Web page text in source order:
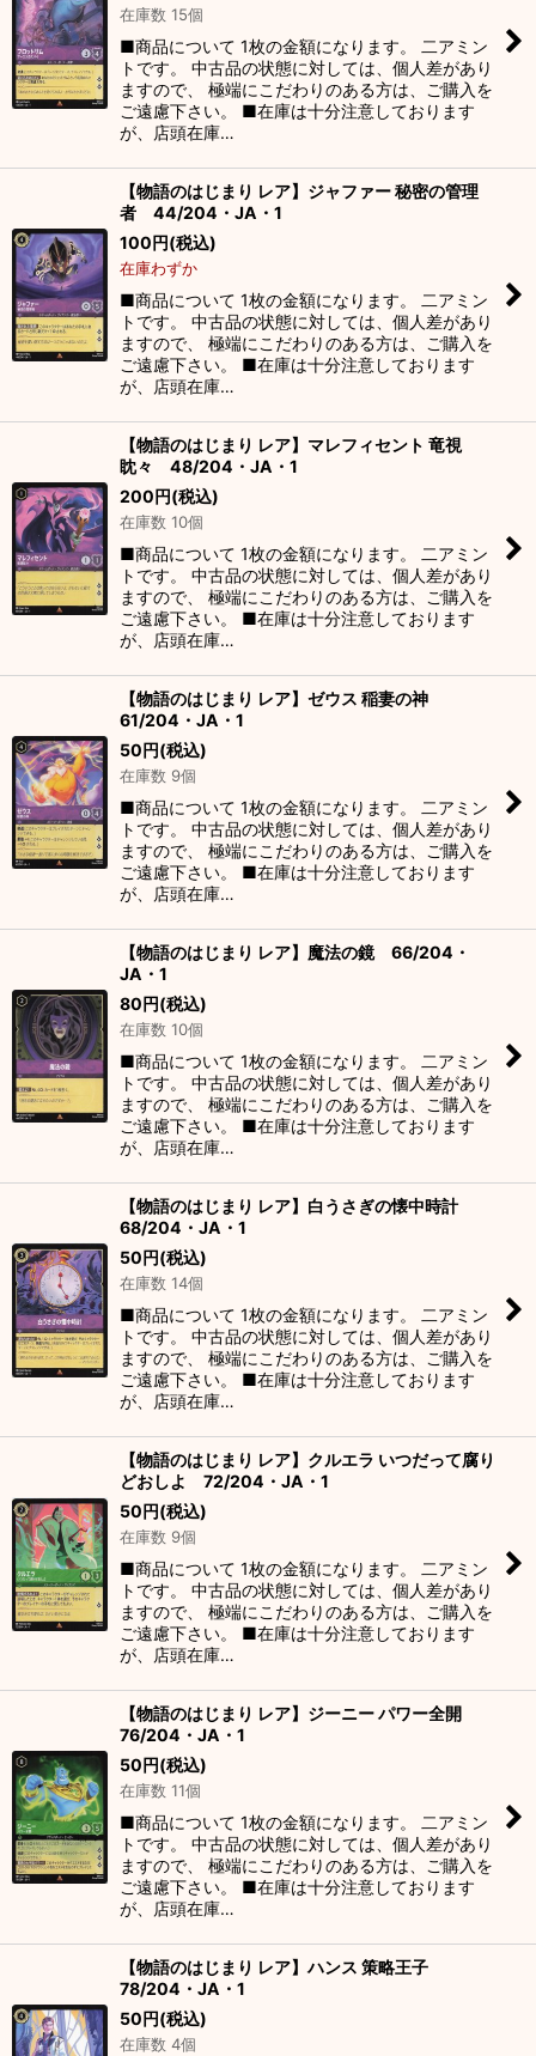
在庫数 15個
■商品について 1枚の金額になります。 二アミン
トです。 中古品の状態に対しては、個人差があり
ますので、 極端にこだわりのある方は、ご購入を
ご遠慮下さい。 ■在庫は十分注意しております
が、店頭在庫…
【物語のはじまり レア】ジャファー 秘密の管理
者 44/204・JA・1
100円(税込)
在庫わずか
■商品について 1枚の金額になります。 二アミン
トです。 中古品の状態に対しては、個人差があり
ますので、 極端にこだわりのある方は、ご購入を
ご遠慮下さい。 ■在庫は十分注意しております
が、店頭在庫…
【物語のはじまり レア】マレフィセント 竜視
眈々 48/204・JA・1
200円(税込)
在庫数 10個
■商品について 1枚の金額になります。 二アミン
トです。 中古品の状態に対しては、個人差があり
ますので、 極端にこだわりのある方は、ご購入を
ご遠慮下さい。 ■在庫は十分注意しております
が、店頭在庫…
【物語のはじまり レア】ゼウス 稲妻の神
61/204・JA・1
50円(税込)
在庫数 9個
■商品について 1枚の金額になります。 二アミン
トです。 中古品の状態に対しては、個人差があり
ますので、 極端にこだわりのある方は、ご購入を
ご遠慮下さい。 ■在庫は十分注意しております
が、店頭在庫…
【物語のはじまり レア】魔法の鏡 66/204・
JA・1
80円(税込)
在庫数 10個
■商品について 1枚の金額になります。 二アミン
トです。 中古品の状態に対しては、個人差があり
ますので、 極端にこだわりのある方は、ご購入を
ご遠慮下さい。 ■在庫は十分注意しております
が、店頭在庫…
【物語のはじまり レア】白うさぎの懐中時計
68/204・JA・1
50円(税込)
在庫数 14個
■商品について 1枚の金額になります。 二アミン
トです。 中古品の状態に対しては、個人差があり
ますので、 極端にこだわりのある方は、ご購入を
ご遠慮下さい。 ■在庫は十分注意しております
が、店頭在庫…
【物語のはじまり レア】クルエラ いつだって腐り
どおしよ 72/204・JA・1
50円(税込)
在庫数 9個
■商品について 1枚の金額になります。 二アミン
トです。 中古品の状態に対しては、個人差があり
ますので、 極端にこだわりのある方は、ご購入を
ご遠慮下さい。 ■在庫は十分注意しております
が、店頭在庫…
【物語のはじまり レア】ジーニー パワー全開
76/204・JA・1
50円(税込)
在庫数 11個
■商品について 1枚の金額になります。 二アミン
トです。 中古品の状態に対しては、個人差があり
ますので、 極端にこだわりのある方は、ご購入を
ご遠慮下さい。 ■在庫は十分注意しております
が、店頭在庫…
【物語のはじまり レア】ハンス 策略王子
78/204・JA・1
50円(税込)
在庫数 4個